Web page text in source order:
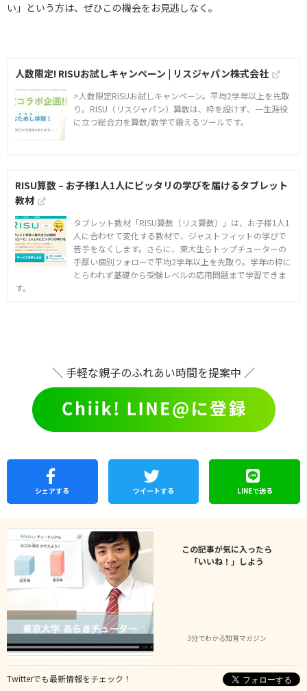
い」という方は、ぜひこの機会をお見逃しなく。
人数限定! RISUお試しキャンペーン | リスジャパン株式会社
>人数限定RISUお試しキャンペーン。平均2学年以上を先取
り。RISU（リスジャパン）算数は、枠を設けず、一生涯役
に立つ総合力を算数/数学で鍛えるツールです。
RISU算数 – お子様1人1人にピッタリの学びを届けるタブレット
教材
タブレット教材「RISU算数（リス算数）」は、お子様1人1
人に合わせて変化する教材で、ジャストフィットの学びで
苦手をなくします。さらに、東大生らトップチューターの
手厚い個別フォローで平均2学年以上を先取り。学年の枠に
とらわれず基礎から受験レベルの応用問題まで学習できま
す。
＼ 手軽な親子のふれあい時間を提案中 ／
シェアする ツイートする LINEで送る
この記事が気に入ったら
「いいね！」しよう
3分でわかる知育マガジン
Twitterでも最新情報をチェック！